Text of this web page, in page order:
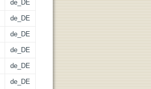
de_DE
de_DE
de_DE
de_DE
de_DE
de_DE